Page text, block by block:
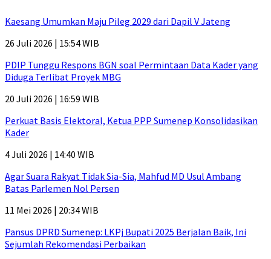
Kaesang Umumkan Maju Pileg 2029 dari Dapil V Jateng
26 Juli 2026 | 15:54 WIB
PDIP Tunggu Respons BGN soal Permintaan Data Kader yang
Diduga Terlibat Proyek MBG
20 Juli 2026 | 16:59 WIB
Perkuat Basis Elektoral, Ketua PPP Sumenep Konsolidasikan
Kader
4 Juli 2026 | 14:40 WIB
Agar Suara Rakyat Tidak Sia-Sia, Mahfud MD Usul Ambang
Batas Parlemen Nol Persen
11 Mei 2026 | 20:34 WIB
Pansus DPRD Sumenep: LKPj Bupati 2025 Berjalan Baik, Ini
Sejumlah Rekomendasi Perbaikan